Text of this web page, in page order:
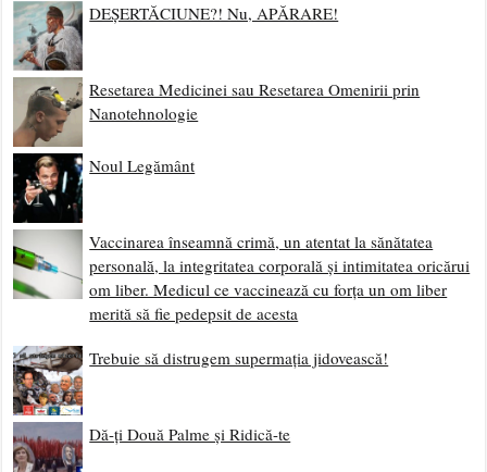
DEȘERTĂCIUNE?! Nu, APĂRARE!
Resetarea Medicinei sau Resetarea Omenirii prin
Nanotehnologie
Noul Legământ
Vaccinarea înseamnă crimă, un atentat la sănătatea
personală, la integritatea corporală și intimitatea oricărui
om liber. Medicul ce vaccinează cu forța un om liber
merită să fie pedepsit de acesta
Trebuie să distrugem supermația jidovească!
Dă-ți Două Palme și Ridică-te